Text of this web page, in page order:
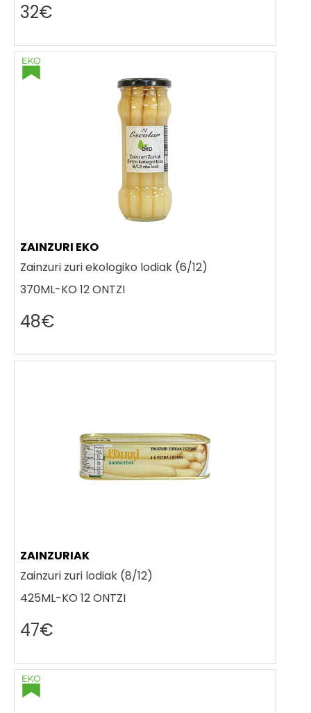
32€
ZAINZURI EKO
Zainzuri zuri ekologiko lodiak (6/12)
370ML-KO 12 ONTZI
48€
ZAINZURIAK
Zainzuri zuri lodiak (8/12)
425ML-KO 12 ONTZI
47€